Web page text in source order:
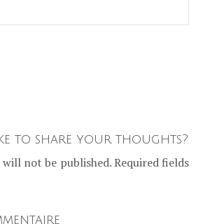
to share your thoughts?
not be published. Required fields